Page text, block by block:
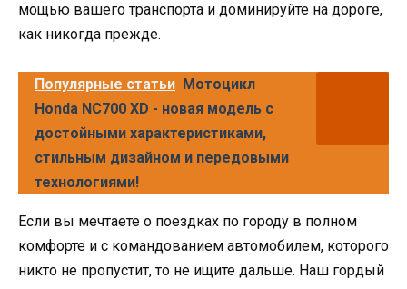
мощью вашего транспорта и доминируйте на дороге,
как никогда прежде.
Популярные статьи Мотоцикл
Honda NC700 XD - новая модель с
достойными характеристиками,
стильным дизайном и передовыми
технологиями!
Если вы мечтаете о поездках по городу в полном
комфорте и с командованием автомобилем, которого
никто не пропустит, то не ищите дальше. Наш гордый